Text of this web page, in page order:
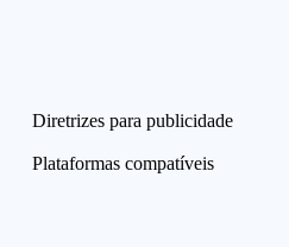
Diretrizes para publicidade
Plataformas compatíveis